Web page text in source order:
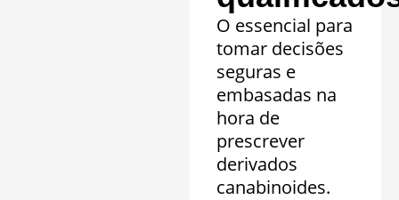
O essencial para
tomar decisões
seguras e
embasadas na
hora de
prescrever
derivados
canabinoides.